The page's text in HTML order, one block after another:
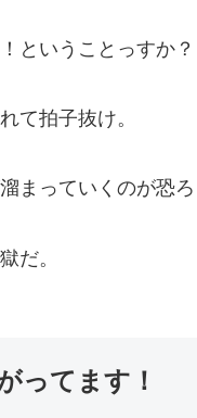
ということっすか？
て拍子抜け。
まっていくのが恐
だ。
ってます！